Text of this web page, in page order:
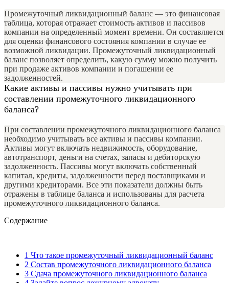
Промежуточный ликвидационный баланс — это финансовая
таблица, которая отражает стоимость активов и пассивов
компании на определенный момент времени. Он составляется
для оценки финансового состояния компании в случае ее
возможной ликвидации. Промежуточный ликвидационный
баланс позволяет определить, какую сумму можно получить
при продаже активов компании и погашении ее
задолженностей.
Какие активы и пассивы нужно учитывать при
составлении промежуточного ликвидационного
баланса?
При составлении промежуточного ликвидационного баланса
необходимо учитывать все активы и пассивы компании.
Активы могут включать недвижимость, оборудование,
автотранспорт, деньги на счетах, запасы и дебиторскую
задолженность. Пассивы могут включать собственный
капитал, кредиты, задолженности перед поставщиками и
другими кредиторами. Все эти показатели должны быть
отражены в таблице баланса и использованы для расчета
промежуточного ликвидационного баланса.
Содержание
1 Что такое промежуточный ликвидационный баланс
2 Состав промежуточного ликвидационного баланса
3 Сдача промежуточного ликвидационного баланса